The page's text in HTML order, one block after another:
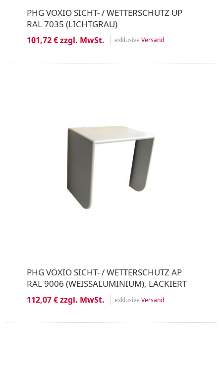
PHG VOXIO SICHT- / WETTERSCHUTZ UP
RAL 7035 (LICHTGRAU)
101,72 € zzgl. MwSt. exklusive Versand
PHG VOXIO SICHT- / WETTERSCHUTZ AP
RAL 9006 (WEISSALUMINIUM), LACKIERT
112,07 € zzgl. MwSt. exklusive Versand